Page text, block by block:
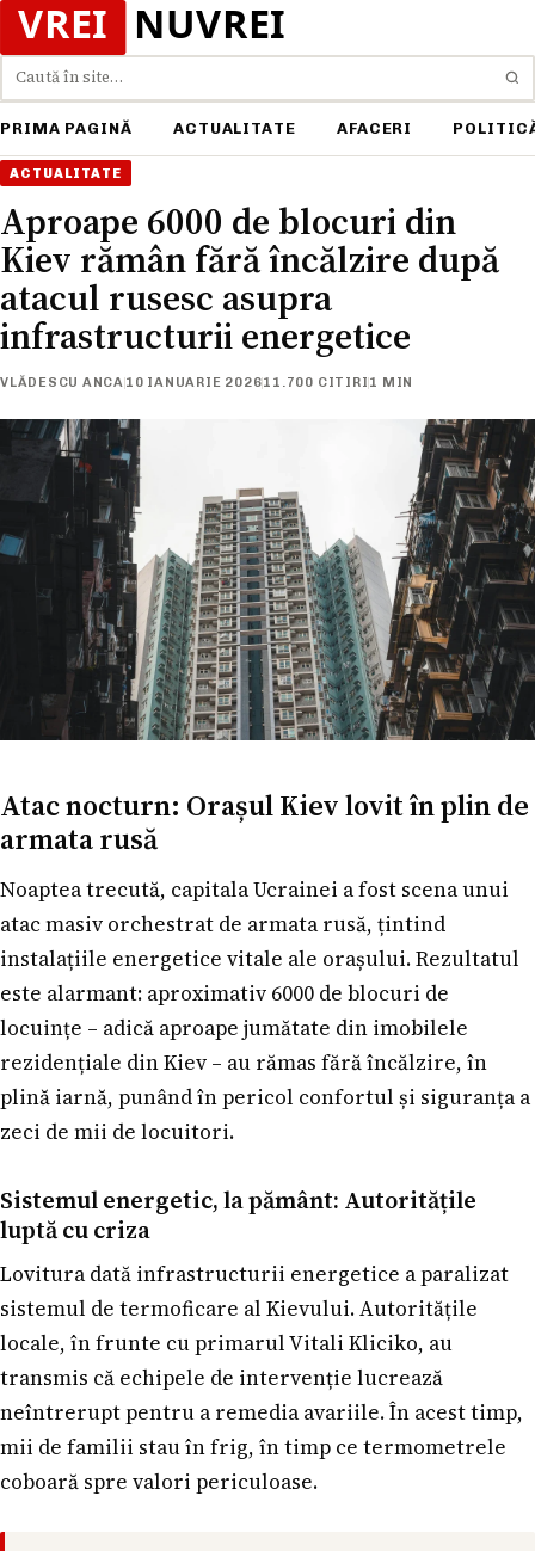
Caută
PRIMA PAGINĂ ACTUALITATE AFACERI
ACTUALITATE
Aproape 6000 de blocuri din
Kiev rămân fără încălzire după
atacul rusesc asupra
infrastructurii energetice
VLĂDESCU ANCA 10 IANUARIE 202611.700 CITIRI 1 MIN
Atac nocturn: Orașul Kiev lovit în plin de
armata rusă
Noaptea trecută, capitala Ucrainei a fost scena unui
atac masiv orchestrat de armata rusă, țintind
instalațiile energetice vitale ale orașului. Rezultatul
este alarmant: aproximativ 6000 de blocuri de
locuințe – adică aproape jumătate din imobilele
rezidențiale din Kiev – au rămas fără încălzire, în
plină iarnă, punând în pericol confortul și siguranța a
zeci de mii de locuitori.
Sistemul energetic, la pământ: Autoritățile
luptă cu criza
Lovitura dată infrastructurii energetice a paralizat
sistemul de termoficare al Kievului. Autoritățile
locale, în frunte cu primarul Vitali Kliciko, au
transmis că echipele de intervenție lucrează
neîntrerupt pentru a remedia avariile. În acest timp,
mii de familii stau în frig, în timp ce termometrele
coboară spre valori periculoase.